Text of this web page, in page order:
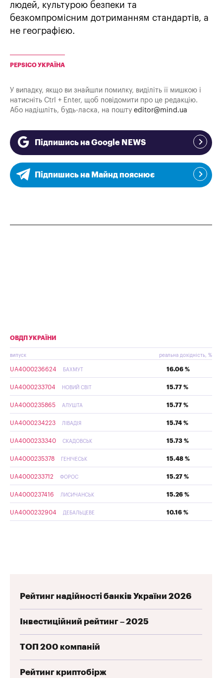
людей, культурою безпеки та
безкомпромісним дотриманням стандартів, а
не географією.
PEPSICO УКРАЇНА
У випадку, якщо ви знайшли помилку, виділіть її мишкою і
натисніть Ctrl + Enter, щоб повідомити про це редакцію.
Або надішліть, будь-ласка, на пошту editor@mind.ua
Підпишись на Google NEWS
Підпишись на Майнд пояснює
ОВДП УКРАЇНИ
випуск реальна дохідність, %
UA4000236624 БАХМУТ 16.06 %
UA4000233704 НОВИЙ СВІТ 15.77 %
UA4000235865 АЛУШТА 15.77 %
UA4000234223 ЛІВАДІЯ 15.74 %
UA4000233340 СКАДОВСЬК 15.73 %
UA4000235378 ГЕНІЧЕСЬК 15.48 %
UA4000233712 ФОРОС 15.27 %
UA4000237416 ЛИСИЧАНСЬК 15.26 %
UA4000232904 ДЕБАЛЬЦЕВЕ 10.16 %
Рейтинг надійності банків України 2026
Інвестиційний рейтинг – 2025
ТОП 200 компаній
Рейтинг криптобірж